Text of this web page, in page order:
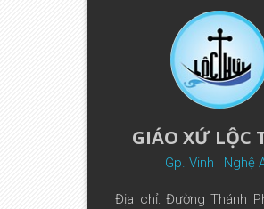
GIÁO XỨ LỘC
Gp. Vinh | Nghệ
Địa chỉ: Đường Thánh